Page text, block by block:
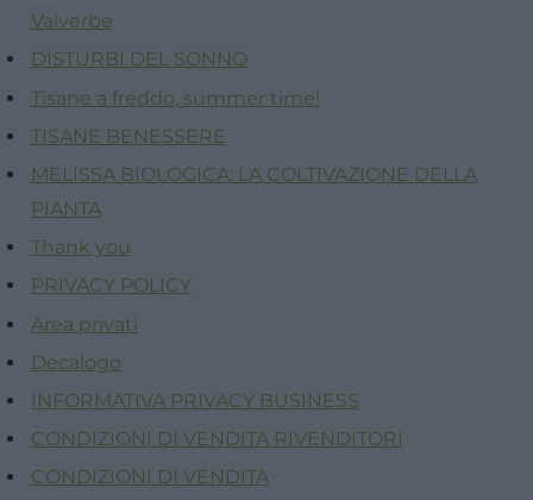
Valverbe
DISTURBI DEL SONNO
Tisane a freddo, summer time!
TISANE BENESSERE
MELISSA BIOLOGICA: LA COLTIVAZIONE DELLA
PIANTA
Thank you
PRIVACY POLICY
Area privati
Decalogo
INFORMATIVA PRIVACY BUSINESS
CONDIZIONI DI VENDITA RIVENDITORI
CONDIZIONI DI VENDITA